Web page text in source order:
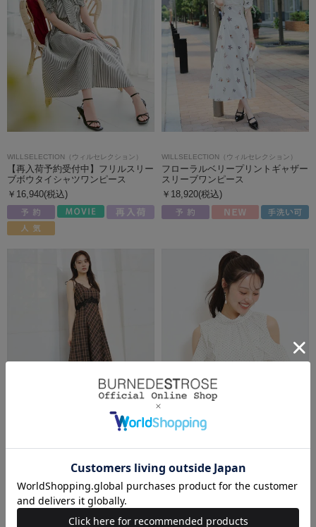
WILLSELECTION（ウィルセレクション）
【再入荷予約受付中】フリルスリー
ブボウタイシャツワンピース
￥16,940(税込)
WILLSELECTION（ウィルセレクション）
フローラルベリープリントギャザー
スリーブワンピース
￥18,920(税込)
WILLSELECTION（ウィルセレクション）
レーストリムチェックキャミワンピ
￥15,950(税込)
WILLSELECTION（ウィルセレクション）
シアーラッフルフリルブラウス
￥11,990(税込)